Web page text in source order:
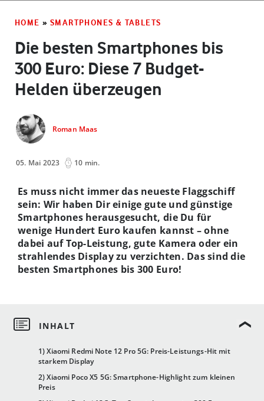
HOME » SMARTPHONES & TABLETS
Die besten Smartphones bis
300 Euro: Diese 7 Budget-
Helden überzeugen
Roman Maas
05. Mai 2023 10 min.
1) Xiaomi Redmi Note 12 Pro 5G: Preis-Leistungs-Hit mit
starkem Display
2) Xiaomi Poco X5 5G: Smartphone-Highlight zum kleinen
Preis
Es muss nicht immer das neueste Flaggschiff
sein: Wir haben Dir einige gute und günstige
Smartphones herausgesucht, die Du für
wenige Hundert Euro kaufen kannst – ohne
dabei auf Top-Leistung, gute Kamera oder ein
strahlendes Display zu verzichten. Das sind die
besten Smartphones bis 300 Euro!